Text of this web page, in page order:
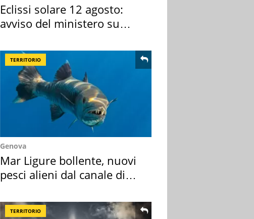
Eclissi solare 12 agosto:
avviso del ministero su
TERRITORIO
Genova
Mar Ligure bollente, nuovi
pesci alieni dal canale di
TERRITORIO